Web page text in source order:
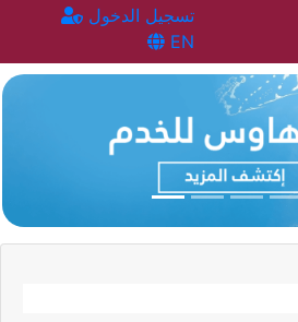
تسجيل الدخول
EN